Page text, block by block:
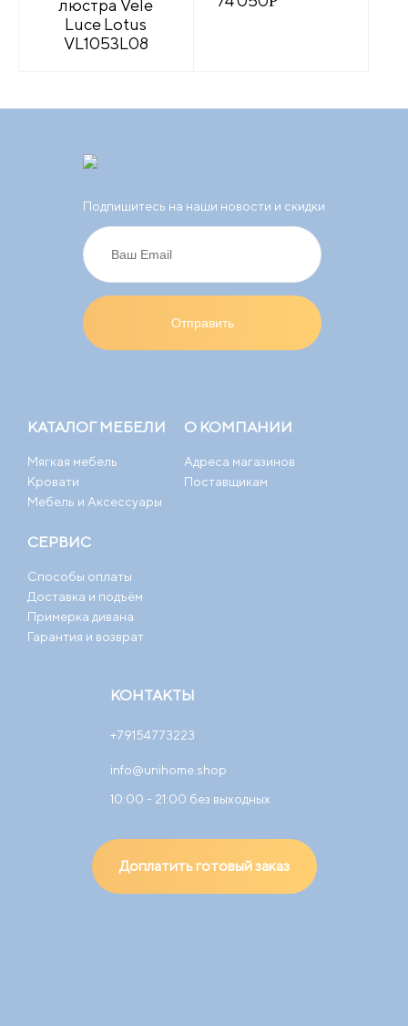
люстра Vele
Luce Lotus
VL1053L08
Подпишитесь на наши новости и скидки
КАТАЛОГ МЕБЕЛИ
Мягкая мебель
Кровати
Мебель и Аксессуары
О КОМПАНИИ
Адреса магазинов
Поставщикам
СЕРВИС
Способы оплаты
Доставка и подъём
Примерка дивана
Гарантия и возврат
КОНТАКТЫ
+79154773223
info@unihome.shop
10:00 - 21:00 без выходных
Доплатить готовый заказ